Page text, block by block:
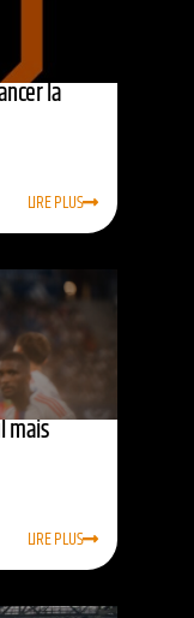
la
LIRE PLUS
mais
LIRE PLUS